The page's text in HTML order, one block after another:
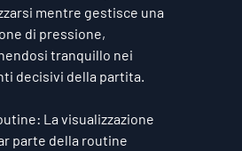
mentre gestisce una
di pressione,
tranquillo nei
decisivi della partita.
: La visualizzazione
parte della routine